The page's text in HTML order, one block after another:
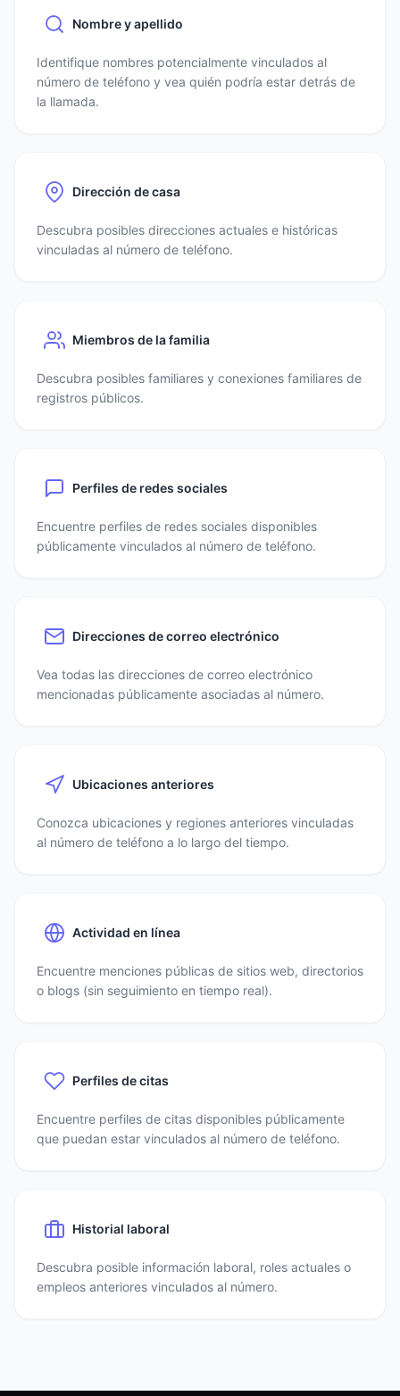
Nombre y apellido
Identifique nombres potencialmente vinculados al
número de teléfono y vea quién podría estar detrás de
la llamada.
Dirección de casa
Descubra posibles direcciones actuales e históricas
vinculadas al número de teléfono.
Miembros de la familia
Descubra posibles familiares y conexiones familiares de
registros públicos.
Perfiles de redes sociales
Encuentre perfiles de redes sociales disponibles
públicamente vinculados al número de teléfono.
Direcciones de correo electrónico
Vea todas las direcciones de correo electrónico
mencionadas públicamente asociadas al número.
Ubicaciones anteriores
Conozca ubicaciones y regiones anteriores vinculadas
al número de teléfono a lo largo del tiempo.
Actividad en línea
Encuentre menciones públicas de sitios web, directorios
o blogs (sin seguimiento en tiempo real).
Perfiles de citas
Encuentre perfiles de citas disponibles públicamente
que puedan estar vinculados al número de teléfono.
Historial laboral
Descubra posible información laboral, roles actuales o
empleos anteriores vinculados al número.